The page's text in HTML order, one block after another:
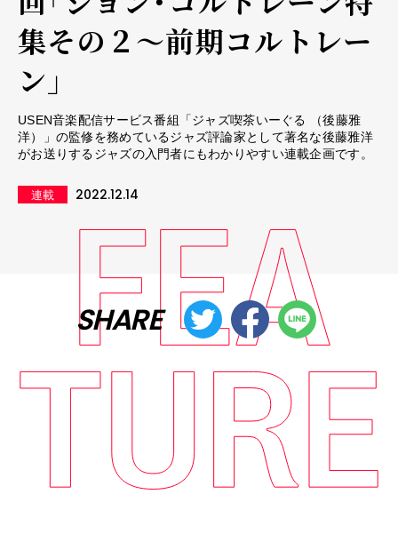
集その２～前期コルトレー
ン」
USEN音楽配信サービス番組「ジャズ喫茶いーぐる （後藤雅
洋）」の監修を務めているジャズ評論家として著名な後藤雅洋
がお送りするジャズの入門者にもわかりやすい連載企画です。
連載 2022.12.14
SHARE